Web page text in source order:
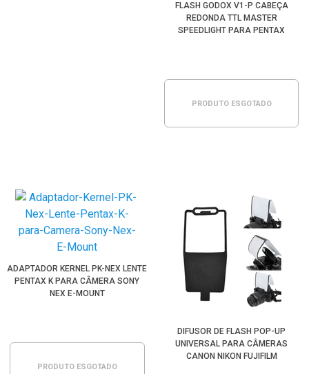
FLASH GODOX V1-P CABEÇA
REDONDA TTL MASTER
SPEEDLIGHT PARA PENTAX
PRODUTO ESGOTADO
ADAPTADOR KERNEL PK-NEX LENTE
PENTAX K PARA CÂMERA SONY
NEX E-MOUNT
PRODUTO ESGOTADO
DIFUSOR DE FLASH POP-UP
UNIVERSAL PARA CÂMERAS
CANON NIKON FUJIFILM